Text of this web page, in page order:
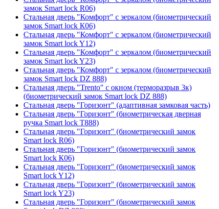
замок Smart lock R06)
Стальная дверь "Комфорт" с зеркалом (биометрический
замок Smart lock К06)
Стальная дверь "Комфорт" с зеркалом (биометрический
замок Smart lock Y12)
Стальная дверь "Комфорт" с зеркалом (биометрический
замок Smart lock Y23)
Стальная дверь "Комфорт" с зеркалом (биометрический
замок Smart lock DZ 888)
Стальная дверь "Trento" с окном (терморазрыв 3к)
(биометрический замок Smart lock DZ 888)
Стальная дверь "Горизонт" (адаптивная замковая часть)
Стальная дверь "Горизонт" (биометрическая дверная
ручка Smart lock T888)
Стальная дверь "Горизонт" (биометрический замок
Smart lock R06)
Стальная дверь "Горизонт" (биометрический замок
Smart lock К06)
Стальная дверь "Горизонт" (биометрический замок
Smart lock Y12)
Стальная дверь "Горизонт" (биометрический замок
Smart lock Y23)
Стальная дверь "Горизонт" (биометрический замок